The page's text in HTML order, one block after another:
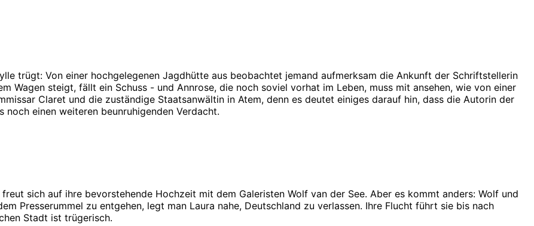
trügt: Von einer hochgelegenen Jagdhütte aus beobachtet jemand aufmerksam die Ankunft der Schriftstellerin
Wagen steigt, fällt ein Schuss - und Annrose, die noch soviel vorhat im Leben, muss mit ansehen, wie von einer
Claret und die zuständige Staatsanwältin in Atem, denn es deutet einiges darauf hin, dass die Autorin der
einen weiteren beunruhigenden Verdacht.
sich auf ihre bevorstehende Hochzeit mit dem Galeristen Wolf van der See. Aber es kommt anders: Wolf und
Presserummel zu entgehen, legt man Laura nahe, Deutschland zu verlassen. Ihre Flucht führt sie bis nach
Stadt ist trügerisch.